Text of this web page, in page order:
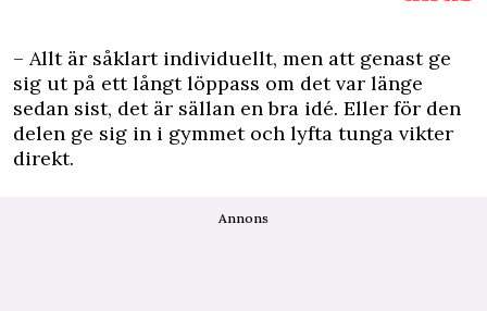
– Allt är såklart individuellt, men att genast ge
sig ut på ett långt löppass om det var länge
sedan sist, det är sällan en bra idé. Eller för den
delen ge sig in i gymmet och lyfta tunga vikter
direkt.
Annons